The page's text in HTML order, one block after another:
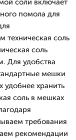
соли включает
помола для
техническая соль
соль
Для удобства
мешки
удобнее хранить
соль в мешках
требования
рекомендации